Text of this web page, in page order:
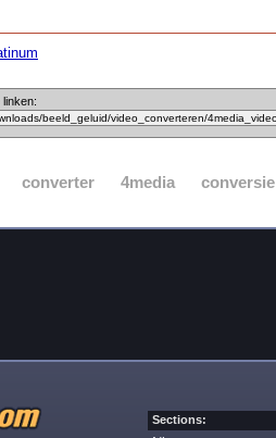
converter 4media conversie
Sections: